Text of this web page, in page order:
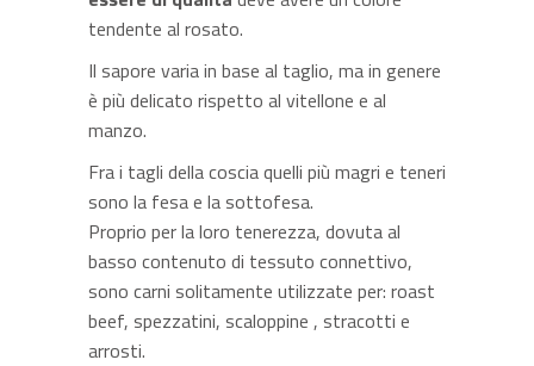
tendente al rosato.
Il sapore varia in base al taglio, ma in genere
è più delicato rispetto al vitellone e al
manzo.
Fra i tagli della coscia quelli più magri e teneri
sono la fesa e la sottofesa.
Proprio per la loro tenerezza, dovuta al
basso contenuto di tessuto connettivo,
sono carni solitamente utilizzate per: roast
beef, spezzatini, scaloppine , stracotti e
arrosti.